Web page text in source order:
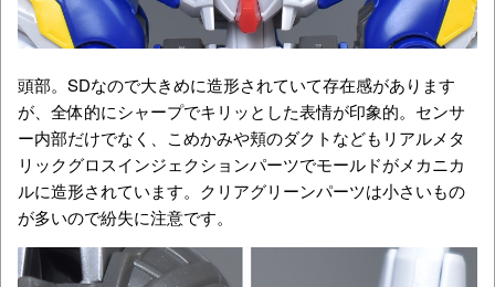
頭部。SDなので大きめに造形されていて存在感があります
が、全体的にシャープでキリッとした表情が印象的。センサ
ー内部だけでなく、こめかみや頬のダクトなどもリアルメタ
リックグロスインジェクションパーツでモールドがメカニカ
ルに造形されています。クリアグリーンパーツは小さいもの
が多いので紛失に注意です。